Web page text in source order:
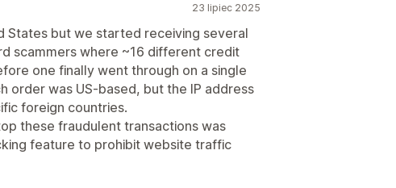
obrazów Przeciągnij i upuść
danych z witryny
klawiszowe
Dostęp z adresu IP
Wykrywanie botów
inteligencji
e-mail Powiadomienia SMS
23 lipiec 2025
States but we started receiving several
scammers where ~16 different credit
one finally went through on a single
order was US-based, but the IP address
foreign countries.
these fraudulent transactions was
feature to prohibit website traffic